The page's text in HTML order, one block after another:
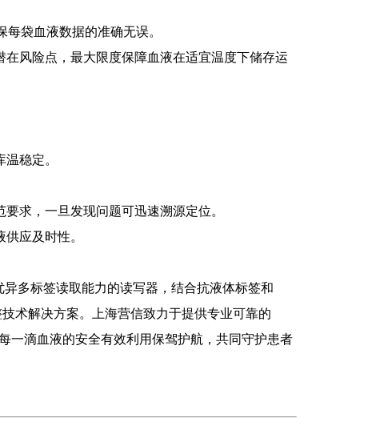
袋血液数据的准确无误。
风险点，最大限度保障血液在适宜温度下储存运
稳定。
求，一旦发现问题可迅速溯源定位。
应及时性。
多标签读取能力的读写器，结合抗液体标签和
术解决方案。上海营信致力于提供专业可靠的
一滴血液的安全有效利用保驾护航，共同守护患者